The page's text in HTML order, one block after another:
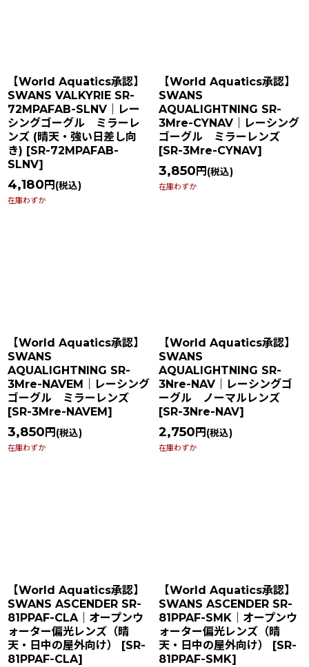
【World Aquatics承認】
SWANS VALKYRIE SR-
72MPAFAB-SLNV｜レー
シングゴーグル ミラーレ
ンズ (晴天・強い日差し向
き) [SR-72MPAFAB-
SLNV]
4,180 円 (税込)
在庫わずか
【World Aquatics承認】
SWANS
AQUALIGHTNING SR-
3Mre-CYNAV｜レーシング
ゴーグル ミラーレンズ
[SR-3Mre-CYNAV]
3,850 円 (税込)
在庫わずか
【World Aquatics承認】
SWANS
AQUALIGHTNING SR-
3Mre-NAVEM｜レーシング
ゴーグル ミラーレンズ
[SR-3Mre-NAVEM ]
3,850 円 (税込)
在庫わずか
【World Aquatics承認】
SWANS
AQUALIGHTNING SR-
3Nre-NAV｜レーシングゴ
ーグル ノーマルレンズ
[SR-3Nre-NAV]
2,750 円 (税込)
在庫わずか
【World Aquatics承認】
SWANS ASCENDER SR-
81PPAF-CLA｜オープンウ
ォーター偏光レンズ（晴
天・日中の屋外向け）
[SR-
81PPAF-CLA]
【World Aquatics承認】
SWANS ASCENDER SR-
81PPAF-SMK｜オープンウ
ォーター偏光レンズ（晴
天・日中の屋外向け）
[SR-
81PPAF-SMK]